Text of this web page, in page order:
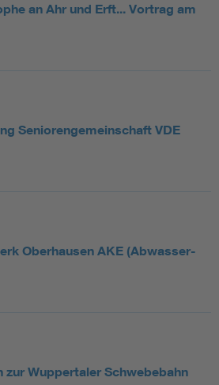
an Ahr und Erft... Vortrag am
Seniorengemeinschaft VDE
Oberhausen AKE (Abwasser-
zur Wuppertaler Schwebebahn